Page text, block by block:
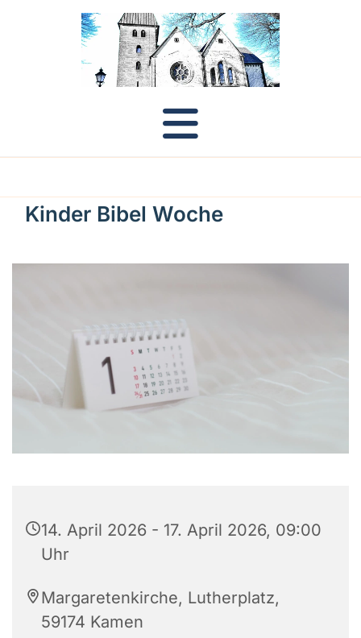
Kinder Bibel Woche
14. April 2026 - 17. April 2026, 09:00
Uhr
Margaretenkirche, Lutherplatz,
59174 Kamen